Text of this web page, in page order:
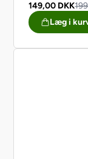
149,00 DKK
Læg i